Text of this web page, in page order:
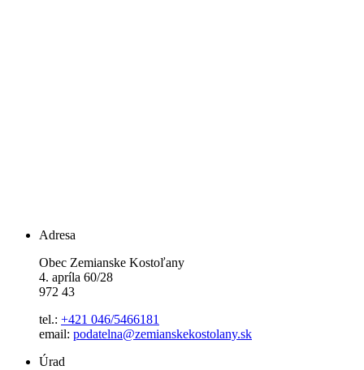
Adresa
Obec Zemianske Kostoľany
4. apríla 60/28
972 43
tel.: +421 046/5466181
email: podatelna@zemianskekostolany.sk
Úrad